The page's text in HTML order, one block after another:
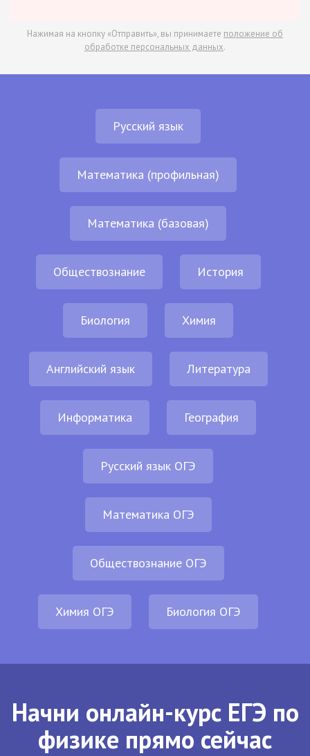
Нажимая на кнопку «Отправить», вы принимаете положение об
обработке персональных данных.
Русский язык
Математика (профильная)
Математика (базовая)
Обществознание История
Биология Химия
Английский язык Литература
Информатика География
Русский язык ОГЭ
Математика ОГЭ
Обществознание ОГЭ
Химия ОГЭ Биология ОГЭ
Начни онлайн-курс ЕГЭ по
физике прямо сейчас